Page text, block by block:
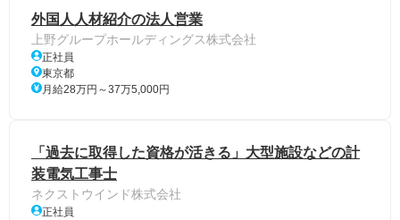
外国人人材紹介の法人営業
上野グループホールディングス株式会社
正社員
東京都
月給28万円～37万5,000円
「過去に取得した資格が活きる」大型施設などの計
装電気工事士
ネクストウインド株式会社
正社員